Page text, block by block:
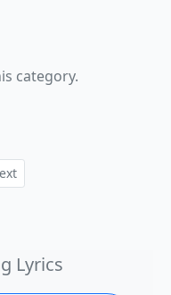
category.
Lyrics